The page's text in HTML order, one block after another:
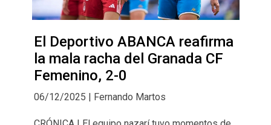
El Deportivo ABANCA reafirma
la mala racha del Granada CF
Femenino, 2-0
06/12/2025 | Fernando Martos